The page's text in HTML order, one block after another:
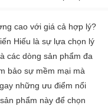
cao với giá cả hợp lý?
Hiếu là sự lựa chọn lý
các dòng sản phẩm đa
bảo sự mềm mại mà
những ưu điểm nổi
phẩm này để chọn